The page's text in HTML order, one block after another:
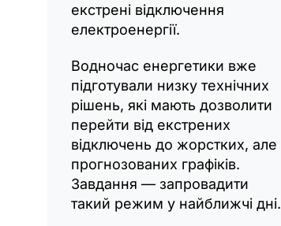
екстрені відключення
електроенергії.
Водночас енергетики вже
підготували низку технічних
рішень, які мають дозволити
перейти від екстрених
відключень до жорстких, але
прогнозованих графіків.
Завдання — запровадити
такий режим у найближчі дні.